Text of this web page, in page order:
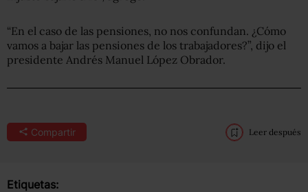
“En el caso de las pensiones, no nos confundan. ¿Cómo
vamos a bajar las pensiones de los trabajadores?”, dijo el
presidente Andrés Manuel López Obrador.
Compartir Leer después
Etiquetas: